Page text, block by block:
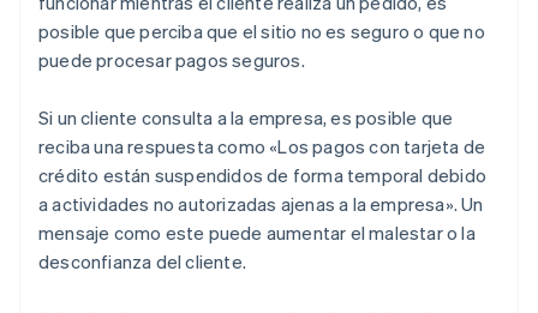
posible que perciba que el sitio no es seguro o que no
puede procesar pagos seguros.
Si un cliente consulta a la empresa, es posible que
reciba una respuesta como «Los pagos con tarjeta de
crédito están suspendidos de forma temporal debido
a actividades no autorizadas ajenas a la empresa». Un
mensaje como este puede aumentar el malestar o la
desconfianza del cliente.